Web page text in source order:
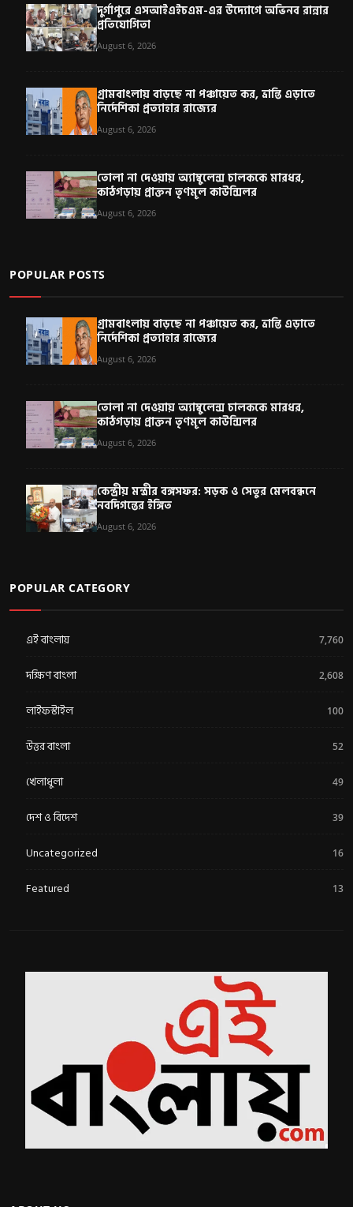
দুর্গাপুরে এসআইএইচএম-এর উদ্যোগে অভিনব রান্নার
প্রতিযোগিতা
August 6, 2026
গ্রামবাংলায় বাড়ছে না পঞ্চায়েত কর, ভ্রান্তি এড়াতে
নির্দেশিকা প্রত্যাহার রাজ্যের
August 6, 2026
তোলা না দেওয়ায় অ্যাম্বুলেন্স চালককে মারধর,
কাঠগড়ায় প্রাক্তন তৃণমূল কাউন্সিলর
August 6, 2026
POPULAR POSTS
গ্রামবাংলায় বাড়ছে না পঞ্চায়েত কর, ভ্রান্তি এড়াতে
নির্দেশিকা প্রত্যাহার রাজ্যের
August 6, 2026
তোলা না দেওয়ায় অ্যাম্বুলেন্স চালককে মারধর,
কাঠগড়ায় প্রাক্তন তৃণমূল কাউন্সিলর
August 6, 2026
কেন্দ্রীয় মন্ত্রীর বঙ্গসফর: সড়ক ও সেতুর মেলবন্ধনে
নবদিগন্তের ইঙ্গিত
August 6, 2026
POPULAR CATEGORY
এই বাংলায় 7,760
দক্ষিণ বাংলা 2,608
লাইফস্টাইল 100
উত্তর বাংলা 52
খেলাধুলা 49
দেশ ও বিদেশ 39
Uncategorized 16
Featured 13